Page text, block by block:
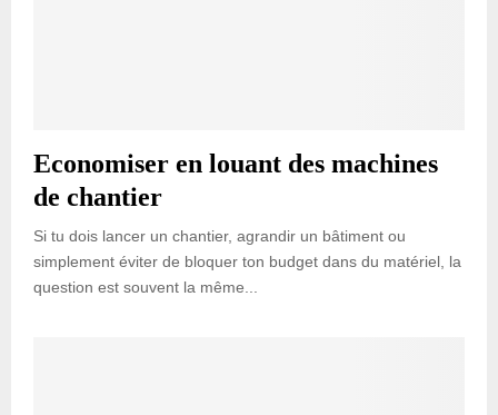
Economiser en louant des machines
de chantier
Si tu dois lancer un chantier, agrandir un bâtiment ou
simplement éviter de bloquer ton budget dans du matériel, la
question est souvent la même...